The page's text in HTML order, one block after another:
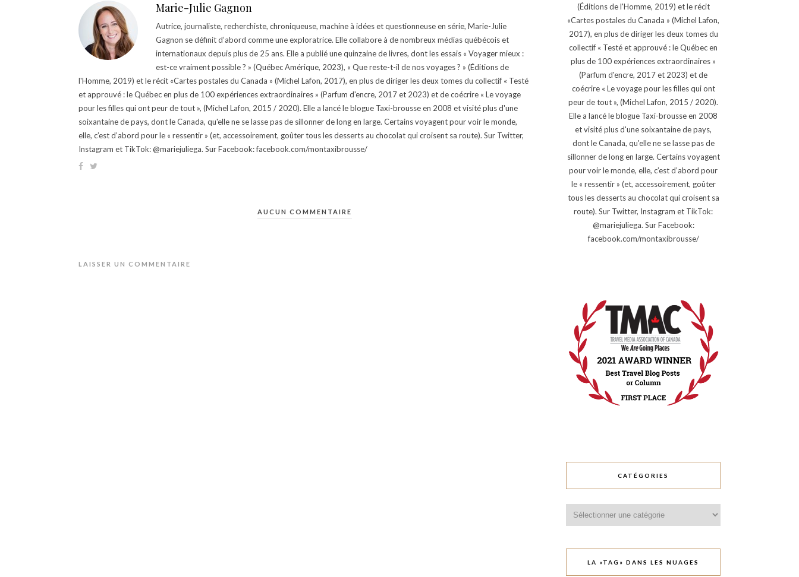
Marie-Julie Gagnon
Autrice, journaliste, recherchiste, chroniqueuse, machine à idées et questionneuse en série, Marie-Julie
Gagnon se définit d’abord comme une exploratrice. Elle collabore à de nombreux médias québécois et
internationaux depuis plus de 25 ans. Elle a publié une quinzaine de livres, dont les essais « Voyager mieux :
est-ce vraiment possible ? » (Québec Amérique, 2023), « Que reste-t-il de nos voyages ? » (Éditions de
l'Homme, 2019) et le récit «Cartes postales du Canada » (Michel Lafon, 2017), en plus de diriger les deux tomes du collectif « Testé
et approuvé : le Québec en plus de 100 expériences extraordinaires » (Parfum d'encre, 2017 et 2023) et de coécrire « Le voyage
pour les filles qui ont peur de tout », (Michel Lafon, 2015 / 2020). Elle a lancé le blogue Taxi-brousse en 2008 et visité plus d'une
soixantaine de pays, dont le Canada, qu'elle ne se lasse pas de sillonner de long en large. Certains voyagent pour voir le monde,
elle, c’est d’abord pour le « ressentir » (et, accessoirement, goûter tous les desserts au chocolat qui croisent sa route). Sur Twitter,
Instagram et TikTok: @mariejuliega. Sur Facebook: facebook.com/montaxibrousse/
AUCUN COMMENTAIRE
LAISSER UN COMMENTAIRE
(Éditions de l'Homme, 2019) et le récit
«Cartes postales du Canada » (Michel Lafon,
2017), en plus de diriger les deux tomes du
collectif « Testé et approuvé : le Québec en
plus de 100 expériences extraordinaires »
(Parfum d'encre, 2017 et 2023) et de
coécrire « Le voyage pour les filles qui ont
peur de tout », (Michel Lafon, 2015 / 2020).
Elle a lancé le blogue Taxi-brousse en 2008
et visité plus d'une soixantaine de pays,
dont le Canada, qu'elle ne se lasse pas de
sillonner de long en large. Certains voyagent
pour voir le monde, elle, c’est d’abord pour
le « ressentir » (et, accessoirement, goûter
tous les desserts au chocolat qui croisent sa
route). Sur Twitter, Instagram et TikTok:
@mariejuliega. Sur Facebook:
facebook.com/montaxibrousse/
CATÉGORIES
LA «TAG» DANS LES NUAGES